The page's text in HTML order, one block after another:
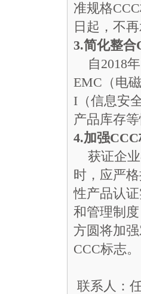
准规格
日起，不
3.简化整合
自2018年
EMC（电
I（信息安
产品库存
4.加强
获证企业
时，应严
性产品认
和管理制
方圆将加
CCC标志。
联系人